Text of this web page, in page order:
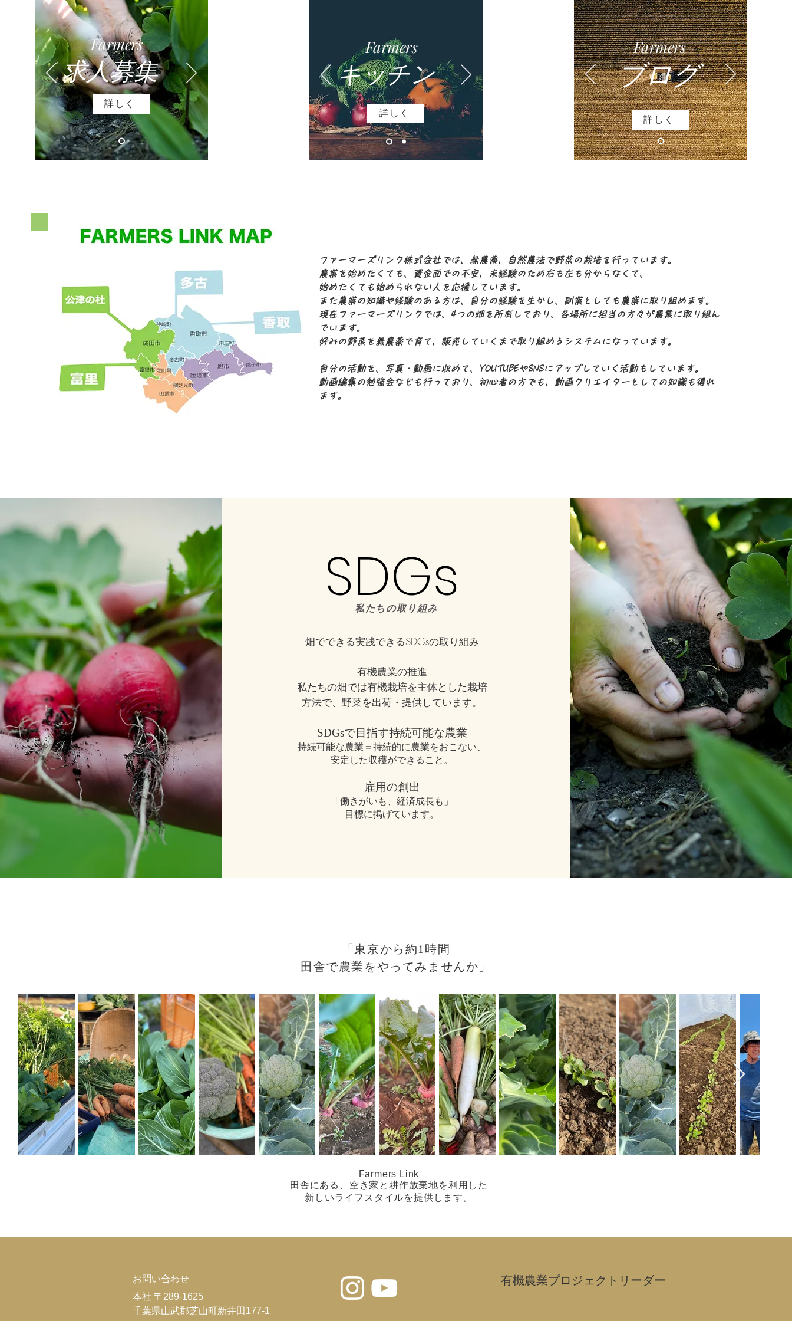
​求人募集
Farmers
詳しく
Farmers
​キッチン
詳しく
Farmers
ブログ
詳しく
ファーマーズリンク株式会社では、無農薬、自然農法で野菜の栽培を行っています。
農業を始めたくても、資金面での不安、未経験のため右も左も分からなくて、
始めたくても始められない人を応援しています。
また農業の知識や経験のある方は、自分の経験を生かし、副業としても農業に取り組めます。
現在ファーマーズリンクでは、4つの畑を所有しており、各場所に担当の方々が農業に取り組ん
でいます。
好みの野菜を無農薬で育て、販売していくまで取り組めるシステムになっています。
自分の活動を、写真・動画に収めて、YOUTUBEやSNSにアップしていく活動もしています。
動画編集の勉強会なども行っており、初心者の方でも、動画クリエイターとしての知識も得れ
ます。
SDGs
​私たちの取り組み
畑でできる実践できるSDGsの取り組み
有機農業の推進
私たちの畑では有機栽培を主体とした栽培
方法で、野菜を出荷・提供しています。
SDGsで目指す持続可能な農業
持続可能な農業＝持続的に農業をおこない、
安定した収穫ができること。
雇用の創出
「働きがいも、経済成長も」
目標に掲げています。
「東京から約1時間
田舎で農業をやってみませんか」
Farmers Link
​田舎にある、空き家と耕作放棄地を利用した
​新しいライフスタイルを提供します。
​お問い合わせ
本社 〒289-1625
千葉県山武郡芝山町新井田177-1
有機農業プロジェクトリーダー